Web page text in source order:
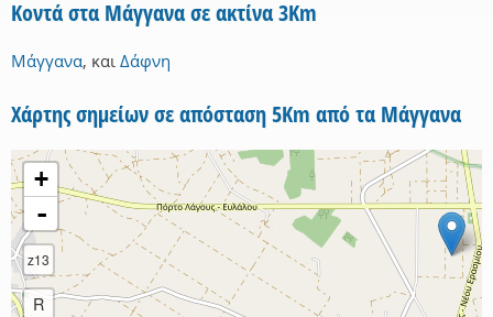
Κοντά στα Μάγγανα σε ακτίνα 3Km
Μάγγανα, και Δάφνη
Χάρτης σημείων σε απόσταση 5Km από τα Μάγγανα
+
-
z13
R